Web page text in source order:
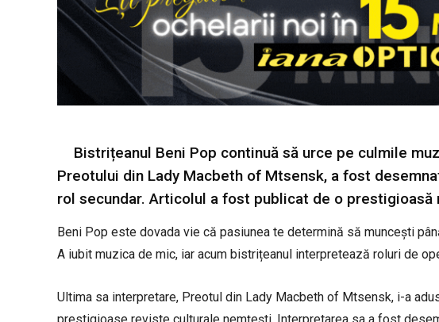
Bistrițeanul Beni Pop continuă să urce pe culmile
Preotului din Lady Macbeth of Mtsensk, a fost
rol secundar. Articolul a fost publicat de o prestigioasă
Beni Pop este dovada vie că pasiunea te determină să muncești
A iubit muzica de mic, iar acum bistrițeanul interpretează roluri de
Ultima sa interpretare, Preotul din Lady Macbeth of Mtsensk, i-a